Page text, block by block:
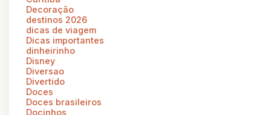
Decoração
destinos 2026
dicas de viagem
Dicas importantes
dinheirinho
Disney
Diversao
Divertido
Doces
Doces brasileiros
Docinhos